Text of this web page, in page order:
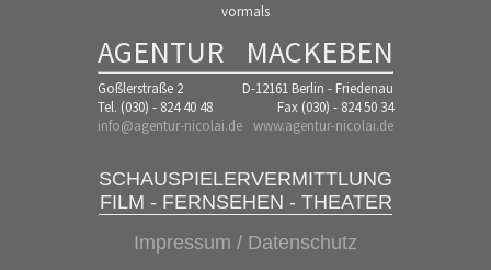
vormals
AGENTUR MACKEBEN
Goßlerstraße 2
D-12161 Berlin - Friedenau
Tel. (030) - 824 40 48
Fax (030) - 824 50 34
info@agentur-nicolai.de www.agentur-nicolai.de
SCHAUSPIELERVERMITTLUNG
FILM - FERNSEHEN - THEATER
Impressum / Datenschutz